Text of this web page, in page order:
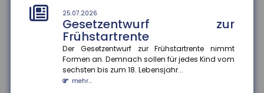
25.07.2026
Gesetzentwurf zur
Frühstartrente
Der Gesetzentwurf zur Frühstartrente nimmt
Formen an. Demnach sollen für jedes Kind vom
sechsten bis zum 18. Lebensjahr...
mehr...
und regelmäßig prüfen
Ein Privathaushalt gibt im Schnitt 1.788 Euro pro Jahr
für Versicherungen aus ? ohne Lebens-, Renten-,
private Pflege- o...
mehr...
25.07.2026